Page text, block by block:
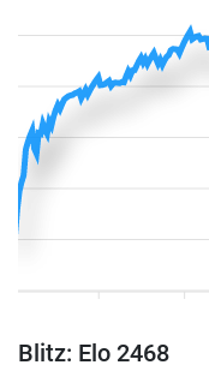
Blitz: Elo 2468